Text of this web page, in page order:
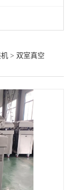
> 双室真空